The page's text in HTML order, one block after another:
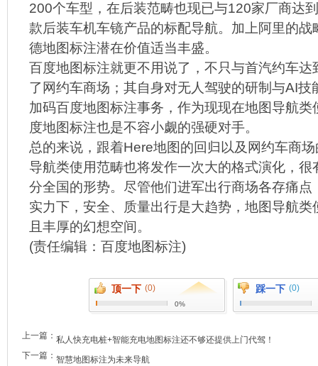
200个车型，在后装范畴也现已与120家厂商达
款后装车机车镜产品的标配导航。加上阿里的战
德地图标注潜在价值适当丰盛。
百度地图标注就更不用说了，不只与首汽约车达
了网约车商场；其自身对无人驾驶的研制与AI技
加码百度地图标注事务，作为现现在地图导航类
度地图标注也是不容小觑的强硬对手。
总的来说，跟着Here地图的回归以及网约车商
导航类使用范畴也将发作一次大的格式演化，很
分全国的形势。尽管他们进军出行商场各存痛点
实力下，安全、质量出行是大趋势，地图导航类
且丰厚的幻想空间。
(责任编辑： 百度地图标注)
顶一下 (0)
0%
踩一下 (0)
上一篇： 私人快充电桩+智能充电地图标注还不够还提供上门代驾！
下一篇： 智慧地图标注为未来导航